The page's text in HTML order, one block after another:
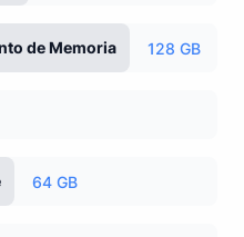
de Memoria 128 GB
64 GB